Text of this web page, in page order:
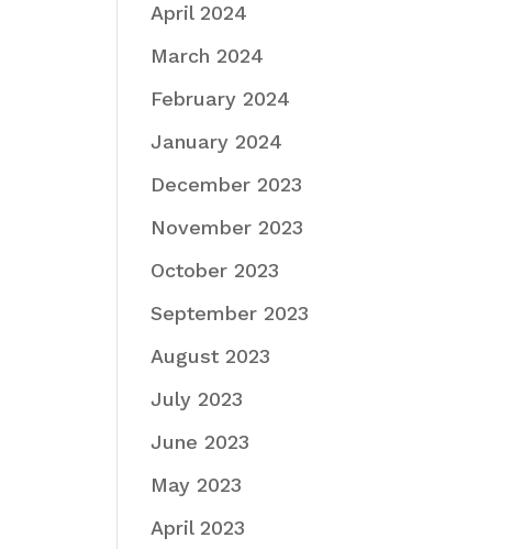
April 2024
March 2024
February 2024
January 2024
December 2023
November 2023
October 2023
September 2023
August 2023
July 2023
June 2023
May 2023
April 2023